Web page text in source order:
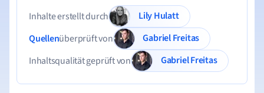
Inhalte erstellt durch
Lily Hulatt
Quellenüberprüft von
Gabriel Freitas
Inhaltsqualität geprüft von
Gabriel Freitas